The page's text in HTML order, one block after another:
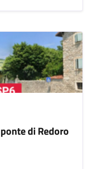
di Redoro